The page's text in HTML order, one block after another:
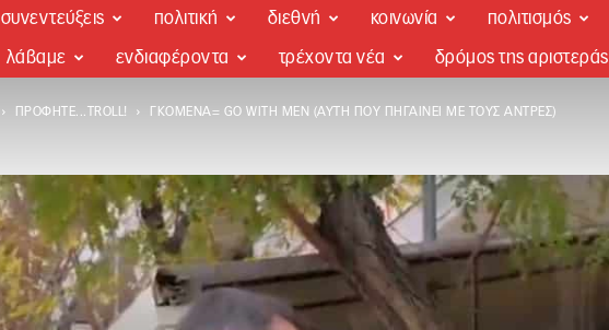
συνεντεύξεις πολιτική διεθνή κοινωνία πολιτισμός
λάβαμε ενδιαφέροντα τρέχοντα νέα δρόμος της αριστεράς
ΠΡΟΦΗΤΕ...TROLL! ΓΚΌΜΕΝΑ= GO WITH MEN (ΑΥΤΉ ΠΟΥ ΠΗΓΑΊΝΕΙ ΜΕ ΤΟΥΣ ΆΝΤΡΕΣ)